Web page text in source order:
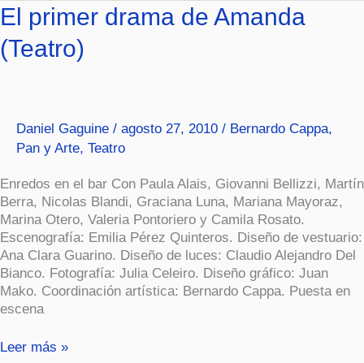
El primer drama de Amanda
(Teatro)
Daniel Gaguine / agosto 27, 2010 / Bernardo Cappa,
Pan y Arte, Teatro
Enredos en el bar Con Paula Alais, Giovanni Bellizzi, Martín
Berra, Nicolas Blandi, Graciana Luna, Mariana Mayoraz,
Marina Otero, Valeria Pontoriero y Camila Rosato.
Escenografía: Emilia Pérez Quinteros. Diseño de vestuario:
Ana Clara Guarino. Diseño de luces: Claudio Alejandro Del
Bianco. Fotografía: Julia Celeiro. Diseño gráfico: Juan
Mako. Coordinación artística: Bernardo Cappa. Puesta en
escena
El
primer
drama
de
Leer más »